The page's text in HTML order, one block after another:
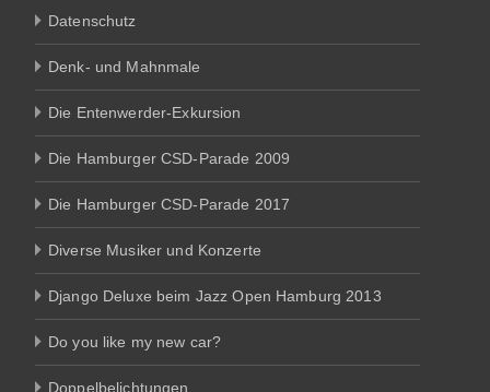
Datenschutz
Denk- und Mahnmale
Die Entenwerder-Exkursion
Die Hamburger CSD-Parade 2009
Die Hamburger CSD-Parade 2017
Diverse Musiker und Konzerte
Django Deluxe beim Jazz Open Hamburg 2013
Do you like my new car?
Doppelbelichtungen